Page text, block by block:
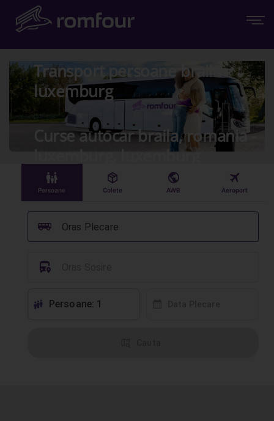
Transport persoane braila -
luxemburg
Curse autocar braila, romania -
luxemburg, luxemburg
󱠣
Persoane
󰏗
Colete
󰇧
AWB
󰀝
Aeroport
Oras Plecare
󰞠
󱈒
󱕱 Persoane: 1